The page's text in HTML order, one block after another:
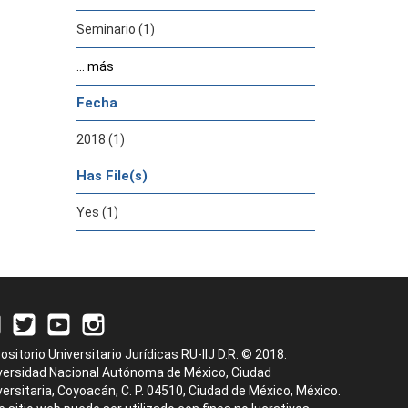
Seminario (1)
... más
Fecha
2018 (1)
Has File(s)
Yes (1)
Universitario Jurídicas RU-IIJ D.R. © 2018.
Nacional Autónoma de México, Ciudad
Coyoacán, C. P. 04510, Ciudad de México, México.